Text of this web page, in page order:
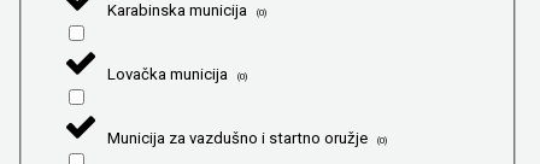
Karabinska municija (0)
Lovačka municija (0)
Municija za vazdušno i startno oružje (0)